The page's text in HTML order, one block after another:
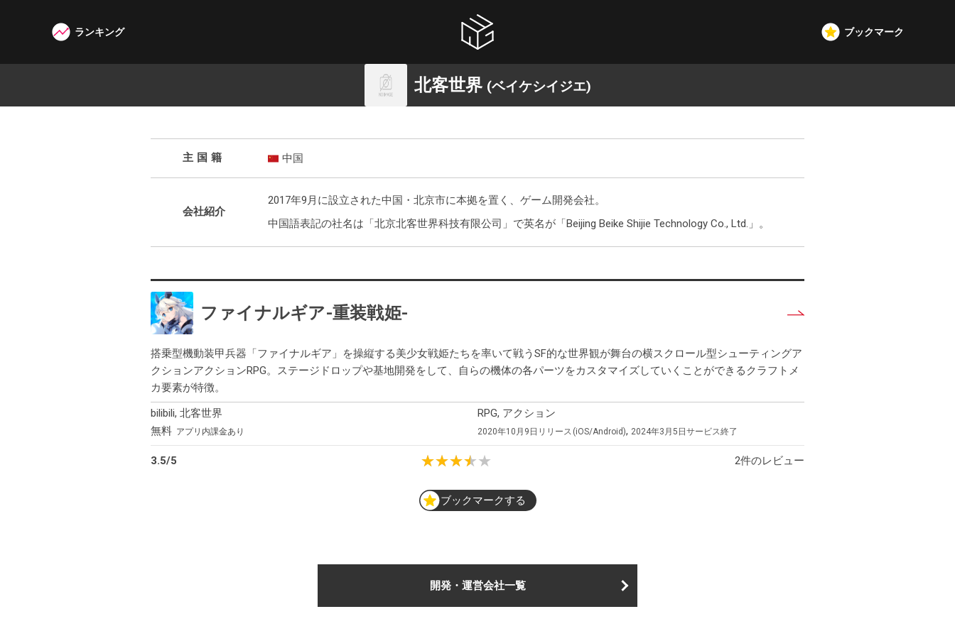
W3G
ランキング ブックマーク
北客世界 (ベイケシイジエ)
主国籍 中国
会社紹介
2017年9月に設立された中国・北京市に本拠を置く、ゲーム開発会社。
中国語表記の社名は「北京北客世界科技有限公司」で英名が「Beijing Beike Shijie Technology Co., Ltd.」。
ファイナルギア-重装戦姫-
搭乗型機動装甲兵器「ファイナルギア」を操縦する美少女戦姫たちを率いて戦うSF的な世界観が舞台の横スクロール型シューティングア
クションアクションRPG。ステージドロップや基地開発をして、自らの機体の各パーツをカスタマイズしていくことができるクラフトメ
カ要素が特徴。
bilibili, 北客世界
RPG, アクション
無料 アプリ内課金あり 2020年10月9日 リリース iOS/Android , 2024年3月5日サービス終了
3.5/5 2件のレビュー
ブックマークする
開発・運営会社一覧